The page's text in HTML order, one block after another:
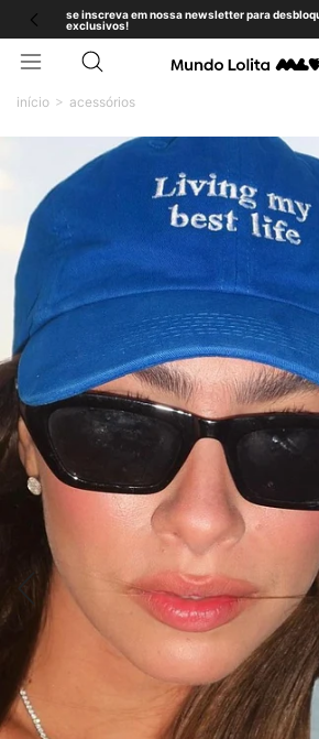
se inscreva em nossa newsletter para
exclusivos!
início acessórios